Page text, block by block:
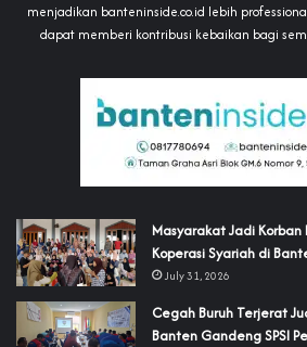
menjadikan banteninside.co.id lebih
dapat memberi kontribusi kebaikan bagi
‎Masyarakat Jadi
Koperasi Syariah di
July 31, 2026
Cegah Buruh Terjerat
Banten Gandeng SPSI